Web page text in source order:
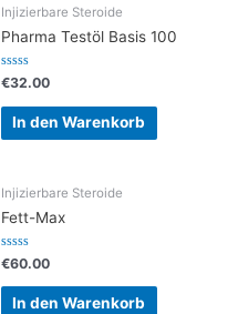
Injizierbare Steroide
Pharma Testöl Basis 100
Bewertet
mit
0
von
€32.00
In den Warenkorb
Injizierbare Steroide
Fett-Max
Bewertet
mit
0
von
€60.00
In den Warenkorb